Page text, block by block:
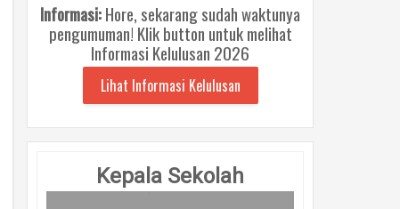
Informasi:Hore, sekarang sudah waktunya
pengumuman! Klik button untuk melihat
Informasi Kelulusan 2026
Lihat Informasi Kelulusan
Kepala Sekolah